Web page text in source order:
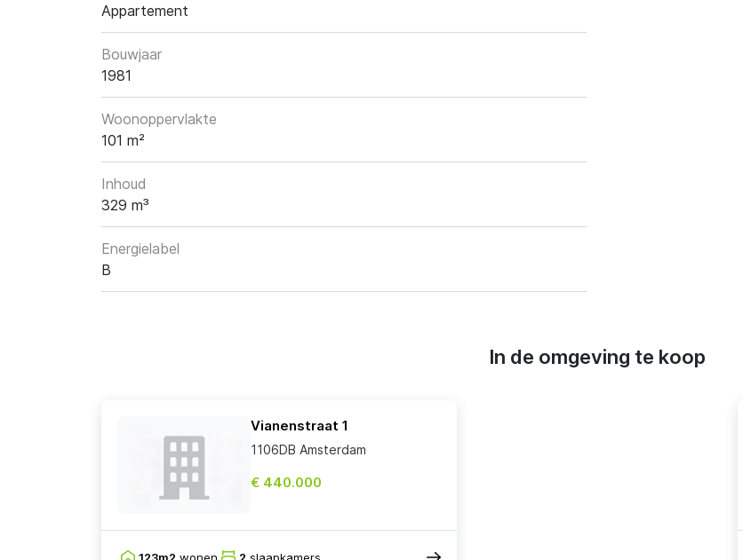
Appartement
Bouwjaar
1981
Woonoppervlakte
101 m²
Inhoud
329 m³
Energielabel
B
In de omgeving te koop
Vianenstraat 1
1106DB Amsterdam
€ 440.000